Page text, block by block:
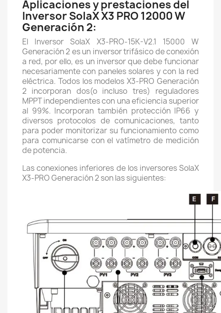
Aplicaciones y prestaciones del
Inversor SolaX X3 PRO 12000 W
Generación 2:
El Inversor SolaX X3-PRO-15K-V2.1 15000 W
Generación 2 es un inversor trifásico de conexión
a red, por ello, es un inversor que debe funcionar
necesariamente con paneles solares y con la red
eléctrica. Todos los modelos X3-PRO Generación
2 incorporan dos(o incluso tres) reguladores
MPPT independientes con una eficiencia superior
al 99%. Incorporan también protección IP66 y
diversos protocolos de comunicaciones, tanto
para poder monitorizar su funcionamiento como
para comunicarse con el vatímetro de medición
de potencia.
Las conexiones inferiores de los inversores SolaX
X3-PRO Generación 2 son las siguientes: